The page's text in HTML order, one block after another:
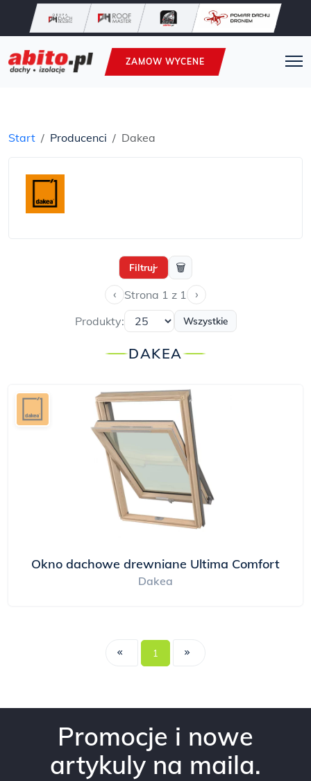
ZAMOW WYCENE
Start Producenci Dakea
Filtruj› 🗑
‹ Strona 1 z 1 ›
Produkty: Wszystkie
DAKEA
Okno dachowe drewniane Ultima Comfort
Dakea
1
Promocje i nowe
artykuly na maila.